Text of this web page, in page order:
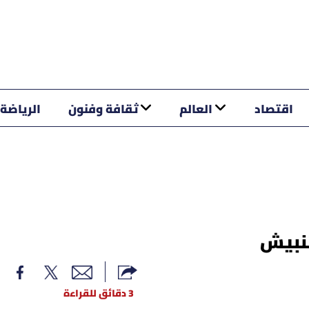
اقتصاد العالم ثقافة وفنون الرياضة
3 دقائق للقراءة